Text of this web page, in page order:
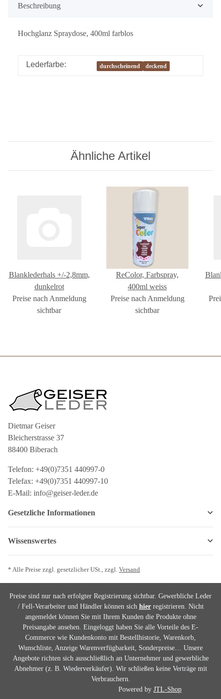
Beschreibung
Hochglanz Spraydose, 400ml farblos
Lederfarbe: durchscheinend deckend
Ähnliche Artikel
Blanklederhals +/-2,8mm,
dunkelrot
Preise nach Anmeldung
sichtbar
ReColor, Farbspray,
400ml weiss
Preise nach Anmeldung
sichtbar
Dietmar Geiser
Bleicherstrasse 37
88400 Biberach
Telefon: +49(0)7351 440997-0
Telefax: +49(0)7351 440997-10
E-Mail: info@geiser-leder.de
Gesetzliche Informationen
Wissenswertes
* Alle Preise zzgl. gesetzlicher USt., zzgl. Versand
Preise sind nur nach erfolgter Registrierung sichtbar. Gewerbliche Leder
/ Fell-Verarbeiter und Händler können sich hierregistrieren. Nicht
angemeldet können Sie mit Ihrem Kunden die Produkte ohne
Preisangabe ansehen. Eingeloggt haben Sie alle Vorteile des E-
Commerce wie Kundenkonto mit Bestellhistorie, Warenkorb,
Wunschliste, Anzeige Warenverfügbarkeit, Sonderpreise… Unsere
Angebote richten sich ausschließlich an Unternehmer und gewerbliche
Abnehmer (z. B. Wiederverkäufer). Wir schließen keine Verträge mit
Verbrauchern.
Powered by JTL-Shop